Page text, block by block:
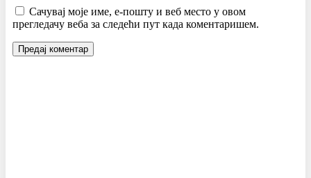
Сачувај моје име, е-пошту и веб место у овом
прегледачу веба за следећи пут када коментаришем.